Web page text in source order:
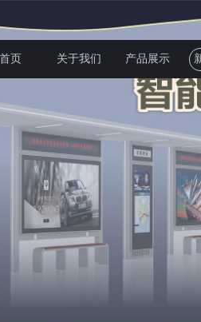
首页 关于我们 产品展示